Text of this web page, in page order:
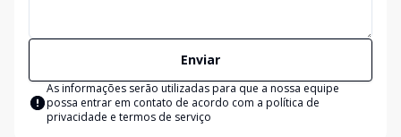
Enviar
As informações serão utilizadas para que a nossa equipe
possa entrar em contato de acordo com a política de
privacidade e termos de serviço